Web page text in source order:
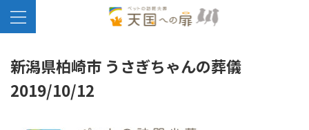
新潟県柏崎市 うさぎちゃんの葬儀
2019/10/12